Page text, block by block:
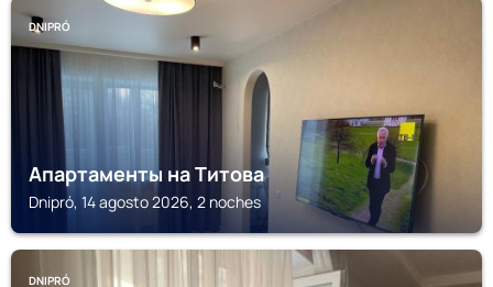
DNIPRÓ
Апартаменты на Титова
Dnipró, 14 agosto 2026, 2 noches
DNIPRÓ